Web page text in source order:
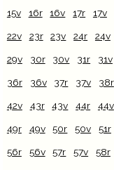
15v 16r 16v 17r 17v
22v 23r 23v 24r 24v
29v 30r 30v 31r 31v
36r 36v 37r 37v 38r
42v 43r 43v 44r 44v
49r 49v 50r 50v 51r
56r 56v 57r 57v 58r